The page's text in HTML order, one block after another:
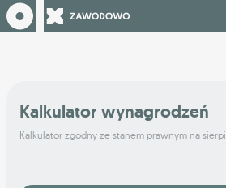
Kalkulator wynagrodzeń
Kalkulator zgodny ze stanem prawnym na